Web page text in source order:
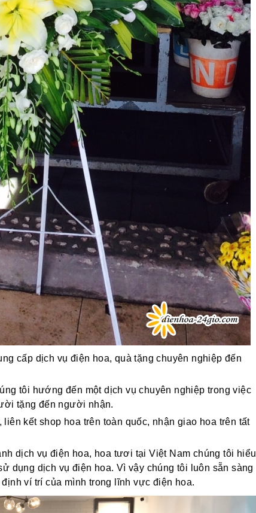
cấp dịch vụ điện hoa, quà tặng chuyên nghiệp đến
tôi hướng đến một dịch vụ chuyên nghiệp trong việc
tặng đến người nhận.
kết shop hoa trên toàn quốc, nhận giao hoa trên tất
dịch vụ điện hoa, hoa tươi tại Việt Nam chúng tôi hiểu
dụng dịch vụ điện hoa. Vì vậy chúng tôi luôn sẵn sàng
ví trí của mình trong lĩnh vực điện hoa.